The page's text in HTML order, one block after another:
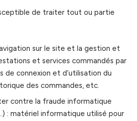
de traiter tout ou partie
sur le site et la gestion et
et services commandés par
de connexion et d’utilisation du
des commandes, etc.
contre la fraude informatique
: matériel informatique utilisé pour